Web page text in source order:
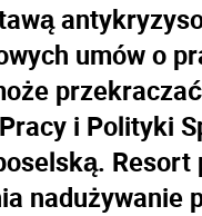
umów o
i Polityki
Resort
nadużywanie